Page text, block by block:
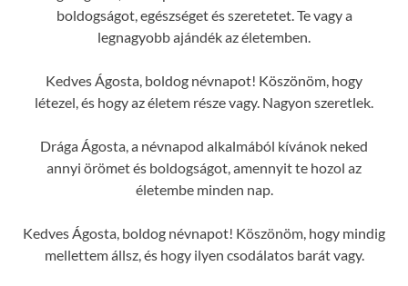
boldogságot, egészséget és szeretetet. Te vagy a
legnagyobb ajándék az életemben.
Kedves Ágosta, boldog névnapot! Köszönöm, hogy
létezel, és hogy az életem része vagy. Nagyon szeretlek.
Drága Ágosta, a névnapod alkalmából kívánok neked
annyi örömet és boldogságot, amennyit te hozol az
életembe minden nap.
Kedves Ágosta, boldog névnapot! Köszönöm, hogy mindig
mellettem állsz, és hogy ilyen csodálatos barát vagy.